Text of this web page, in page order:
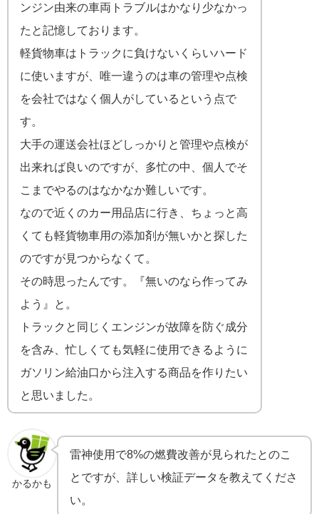
ンジン由来の車両トラブルはかなり少なかっ
たと記憶しております。
軽貨物車はトラックに負けないくらいハード
に使いますが、唯一違うのは車の管理や点検
を会社ではなく個人がしているという点で
す。
大手の運送会社ほどしっかりと管理や点検が
出来れば良いのですが、多忙の中、個人でそ
こまでやるのはなかなか難しいです。
なので近くのカー用品店に行き、ちょっと高
くても軽貨物車用の添加剤が無いかと探した
のですが見つからなくて。
その時思ったんです。『無いのなら作ってみ
よう』と。
トラックと同じくエンジンが故障を防ぐ成分
を含み、忙しくても気軽に使用できるように
ガソリン給油口から注入する商品を作りたい
と思いました。
かるかも
雷神使用で8%の燃費改善が見られたとのこ
とですが、詳しい検証データを教えてくださ
い。